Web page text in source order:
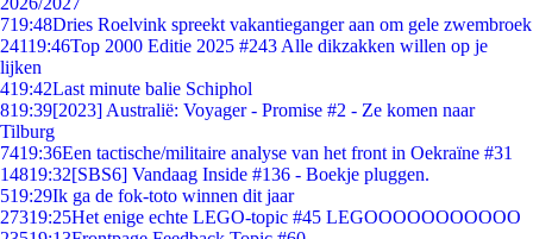
719:48Dries Roelvink spreekt vakantieganger aan om gele zwembroek
24119:46Top 2000 Editie 2025 #243 Alle dikzakken willen op je
lijken
419:42Last minute balie Schiphol
819:39[2023] Australië: Voyager - Promise #2 - Ze komen naar
Tilburg
7419:36Een tactische/militaire analyse van het front in Oekraïne #31
14819:32[SBS6] Vandaag Inside #136 - Boekje pluggen.
519:29Ik ga de fok-toto winnen dit jaar
27319:25Het enige echte LEGO-topic #45 LEGOOOOOOOOOOO